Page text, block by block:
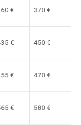
€ 370 €
€ 450 €
€ 470 €
€ 580 €